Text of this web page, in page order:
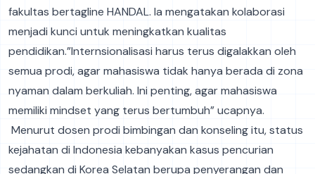
fakultas bertagline HANDAL. Ia mengatakan kolaborasi
menjadi kunci untuk meningkatkan kualitas
pendidikan.”Internsionalisasi harus terus digalakkan oleh
semua prodi, agar mahasiswa tidak hanya berada di zona
nyaman dalam berkuliah. Ini penting, agar mahasiswa
memiliki mindset yang terus bertumbuh” ucapnya.
Menurut dosen prodi bimbingan dan konseling itu, status
kejahatan di Indonesia kebanyakan kasus pencurian
sedangkan di Korea Selatan berupa penyerangan dan